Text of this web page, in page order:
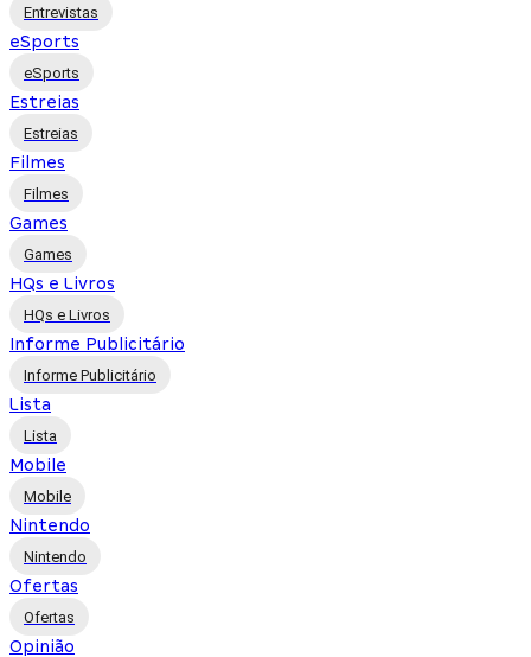
Entrevistas
eSports
eSports
Estreias
Estreias
Filmes
Filmes
Games
Games
HQs e Livros
HQs e Livros
Informe Publicitário
Informe Publicitário
Lista
Lista
Mobile
Mobile
Nintendo
Nintendo
Ofertas
Ofertas
Opinião